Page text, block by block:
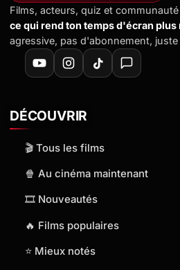
Films, acteurs, quiz et
ce qui rend ton temps d'écran plus
agressive, pas d'abonnement, juste
DÉCOUVRIR
🎬 Tous les films
🍿 Au cinéma maintenant
🎞️ Nouveautés
🔥 Films populaires
⭐ Mieux notés